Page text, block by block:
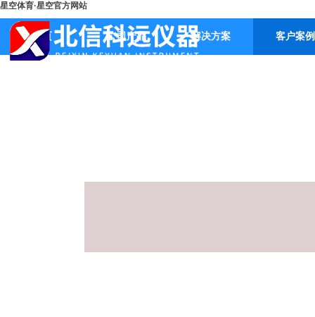
星空体育·星空官方网站
首页 公司产品 解决方案 客户案例